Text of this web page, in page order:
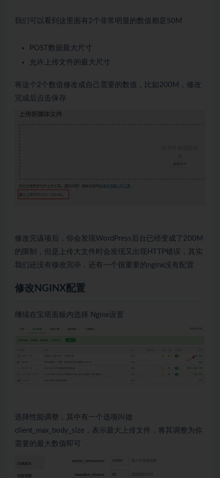
我们可以看到这里面有2个非常明显的数值都是50M
POST数据最大尺寸
允许上传文件的最大尺寸
将这个2个数值修改成自己需要的数值，比如200M，修改
完成后点击保存
修改完该项后，你会发现WordPress后台已经变成了200M
的限制，但是上传大文件时会发现又出现HTTP错误，其实
我们还没有修改完毕，还有一个很重要的nginx没有配置
修改NGINX配置
继续在宝塔面板内选择 Nginx设置
选择性能调整，其中有一个选项叫做
client_max_body_size，表示最大上传文件，将其调整为你
需要的最大数值即可